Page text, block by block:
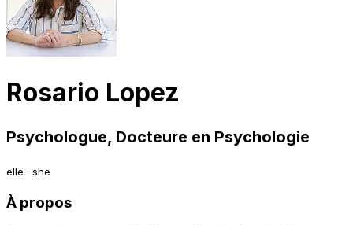
Rosario Lopez
Psychologue, Docteure en Psychologie
elle · she
À propos